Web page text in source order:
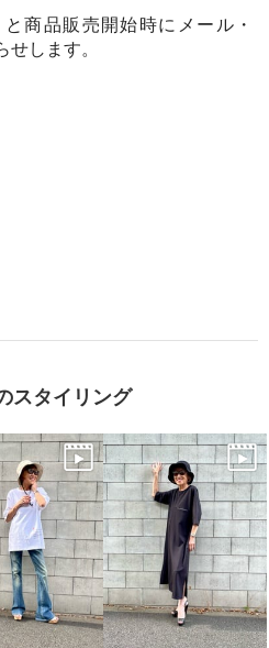
商品販売開始時にメール・
せします。
スタイリング